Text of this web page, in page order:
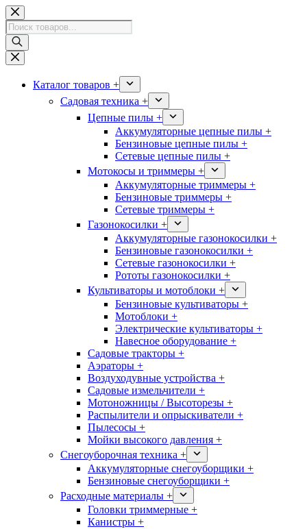
Перейти
к
сути
Поиск
товаров
Каталог товаров +
Садовая техника +
Цепные пилы +
Аккумуляторные цепные пилы +
Бензиновые цепные пилы +
Сетевые цепные пилы +
Мотокосы и триммеры +
Аккумуляторные триммеры +
Бензиновые триммеры +
Сетевые триммеры +
Газонокосилки +
Аккумуляторные газонокосилки +
Бензиновые газонокосилки +
Сетевые газонокосилки +
Рототы газонокосилки +
Культиваторы и мотоблоки +
Бензиновые культиваторы +
Мотоблоки +
Электрические культиваторы +
Навесное оборудование +
Садовые тракторы +
Аэраторы +
Воздуходувные устройства +
Садовые измельчители +
Мотоножницы / Высоторезы +
Распылители и опрыскиватели +
Пылесосы +
Мойки высокого давления +
Снегоуборочная техника +
Аккумуляторные снегоуборщики +
Бензиновые снегоуборщики +
Расходные материалы +
Головки триммерные +
Канистры +